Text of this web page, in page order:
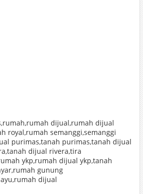
dijual,rumah dijual
royal,rumah semanggi,semanggi
purimas,tanah purimas,tanah dijual
dijual rivera,tira
ykp,rumah dijual ykp,tanah
gunung
dijual